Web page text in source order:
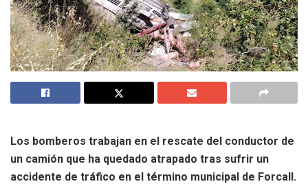
Los bomberos trabajan en el rescate del conductor de
un camión que ha quedado atrapado tras sufrir un
accidente de tráfico en el término municipal de Forcall.